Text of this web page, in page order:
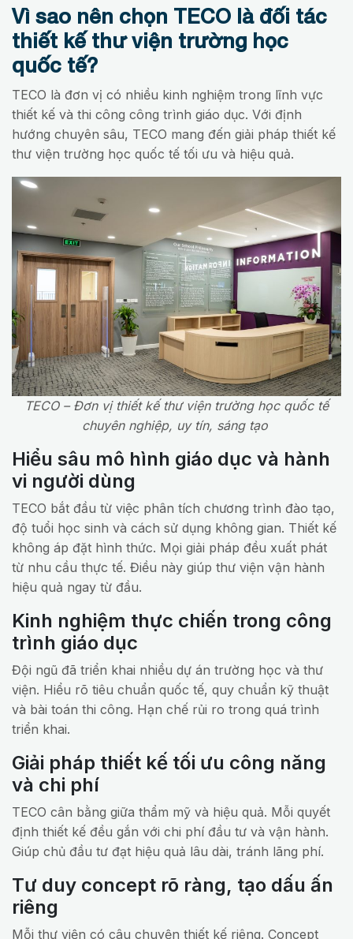
Vì sao nên chọn TECO là đối tác
thiết kế thư viện trường học
quốc tế?
TECO là đơn vị có nhiều kinh nghiệm trong lĩnh vực
thiết kế và thi công công trình giáo dục. Với định
hướng chuyên sâu, TECO mang đến giải pháp thiết kế
thư viện trường học quốc tế tối ưu và hiệu quả.
TECO – Đơn vị thiết kế thư viện trường học quốc tế
chuyên nghiệp, uy tín, sáng tạo
Hiểu sâu mô hình giáo dục và hành
vi người dùng
TECO bắt đầu từ việc phân tích chương trình đào tạo,
độ tuổi học sinh và cách sử dụng không gian. Thiết kế
không áp đặt hình thức. Mọi giải pháp đều xuất phát
từ nhu cầu thực tế. Điều này giúp thư viện vận hành
hiệu quả ngay từ đầu.
Kinh nghiệm thực chiến trong công
trình giáo dục
Đội ngũ đã triển khai nhiều dự án trường học và thư
viện. Hiểu rõ tiêu chuẩn quốc tế, quy chuẩn kỹ thuật
và bài toán thi công. Hạn chế rủi ro trong quá trình
triển khai.
Giải pháp thiết kế tối ưu công năng
và chi phí
TECO cân bằng giữa thẩm mỹ và hiệu quả. Mỗi quyết
định thiết kế đều gắn với chi phí đầu tư và vận hành.
Giúp chủ đầu tư đạt hiệu quả lâu dài, tránh lãng phí.
Tư duy concept rõ ràng, tạo dấu ấn
riêng
Mỗi thư viện có câu chuyện thiết kế riêng. Concept